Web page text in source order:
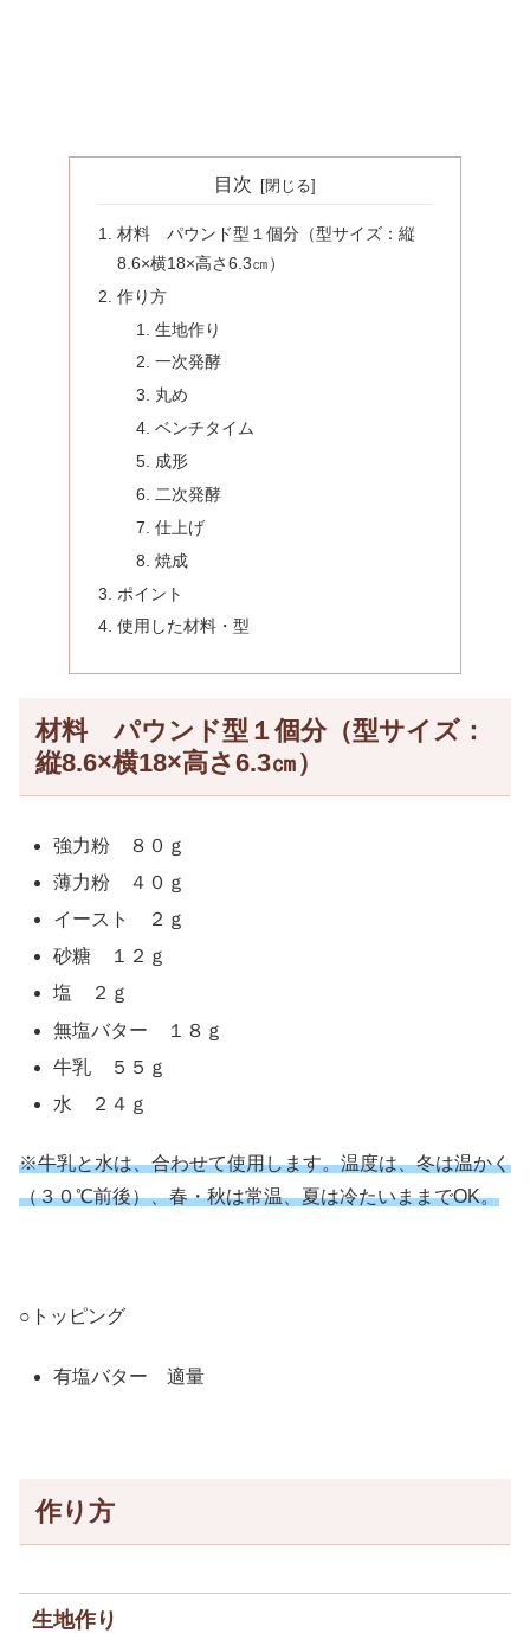
目次
材料 パウンド型１個分（型サイズ：縦
8.6×横18×高さ6.3㎝）
作り方
生地作り
一次発酵
丸め
ベンチタイム
成形
二次発酵
仕上げ
焼成
ポイント
使用した材料・型
材料 パウンド型１個分（型サイズ：
縦8.6×横18×高さ6.3㎝）
強力粉 ８０ｇ
薄力粉 ４０ｇ
イースト ２ｇ
砂糖 １２ｇ
塩 ２ｇ
無塩バター １８ｇ
牛乳 ５５ｇ
水 ２４ｇ
※牛乳と水は、合わせて使用します。温度は、冬は温かく
（３０℃前後）、春・秋は常温、夏は冷たいままでOK。
○トッピング
有塩バター 適量
作り方
生地作り